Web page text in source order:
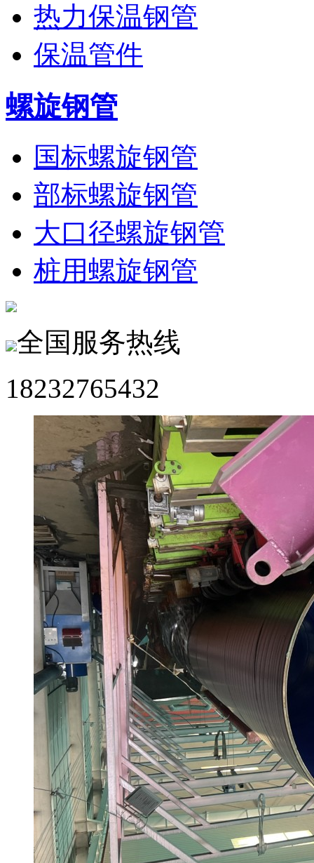
热力保温钢管
保温管件
螺旋钢管
国标螺旋钢管
部标螺旋钢管
大口径螺旋钢管
桩用螺旋钢管
全国服务热线
18232765432